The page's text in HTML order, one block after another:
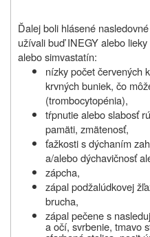
Ďalej boli hlásené
užívali buď INEGY alebo
alebo simvastatín:
nízky počet červených
krvných buniek, čo
(trombocytopénia),
tŕpnutie alebo slabosť
pamäti, zmätenosť,
ťažkosti s dýchaním
a/alebo dýchavičnosť
zápcha,
zápal podžalúdkovej
brucha,
zápal pečene s
a očí, svrbenie, tmavo